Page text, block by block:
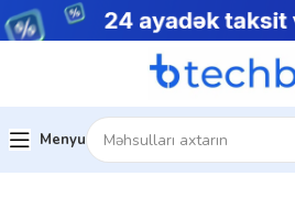
Menyu
Ev Telefon aksesuarları USB Kabel